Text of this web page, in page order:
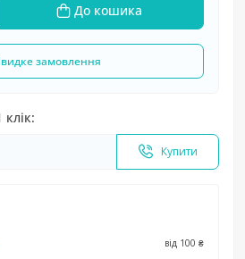
До кошика
замовлення
Купити
від 100 ₴